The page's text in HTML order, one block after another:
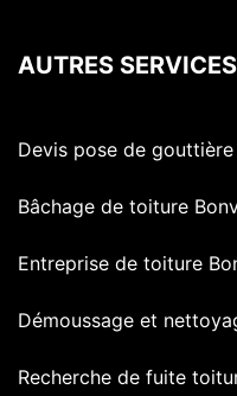
AUTRES SERVICES
Devis pose de
Bâchage de toiture
Entreprise de toiture
Démoussage et
Recherche de fuite